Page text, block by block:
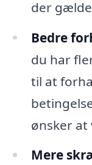
der
Bedre
du har
til at
ønsker
Mere